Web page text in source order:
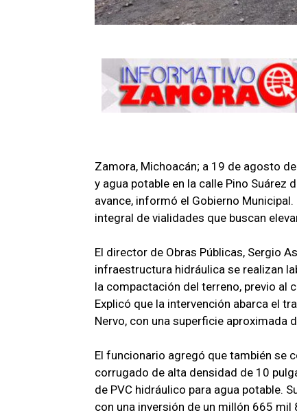
Zamora, Michoacán; a 19 de agosto
y agua potable en la calle Pino Suárez
avance, informó el Gobierno
integral de vialidades que buscan
El director de Obras Públicas, Sergio
infraestructura hidráulica se realizan
la compactación del terreno, previo al
Explicó que la intervención abarca el
Nervo, con una superficie
El funcionario agregó que también se
corrugado de alta densidad de 10
de PVC hidráulico para agua potable.
con una inversión de un millón 665